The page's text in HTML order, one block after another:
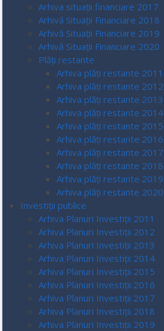
Arhiva situații financiare 2017
Arhivă Situații Financiare 2018
Arhivă Situații Financiare 2019
Arhivă Situații Financiare 2020
Plăți restante
Arhiva plăți restante 2011
Arhiva plăți restante 2012
Arhiva plăți restante 2013
Arhiva plăți restante 2014
Arhiva plăți restante 2015
Arhiva plăți restante 2016
Arhiva plăți restante 2017
Arhiva plăți restante 2018
Arhiva plăți restante 2019
Arhiva plăți restante 2020
Investiții publice
Arhiva Planuri Investiții 2011
Arhiva Planuri Investiții 2012
Arhiva Planuri Investiții 2013
Arhiva Planuri Investiții 2014
Arhiva Planuri Investiții 2015
Arhiva Planuri Investiții 2016
Arhiva Planuri Investiții 2017
Arhiva Planuri Investiții 2018
Arhiva Planuri Investiții 2019